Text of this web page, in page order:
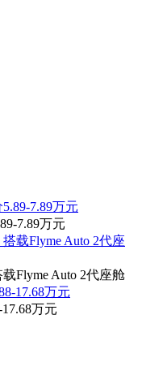
7.89万元
Flyme Auto 2代座舱
万元